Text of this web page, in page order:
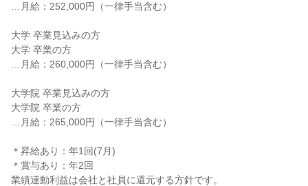
…月給：252,000円（一律手当含む）
大学 卒業見込みの方
大学 卒業の方
…月給：260,000円（一律手当含む）
大学院 卒業見込みの方
大学院 卒業の方
…月給：265,000円（一律手当含む）
＊昇給あり：年1回(7月)
＊賞与あり：年2回
業績連動利益は会社と社員に還元する方針です。